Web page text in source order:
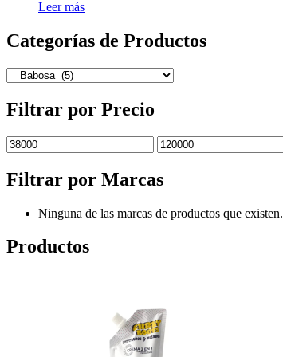
Leer más
Categorías de Productos
Filtrar por Precio
Filtrar por Marcas
Ninguna de las marcas de productos que existen.
Productos